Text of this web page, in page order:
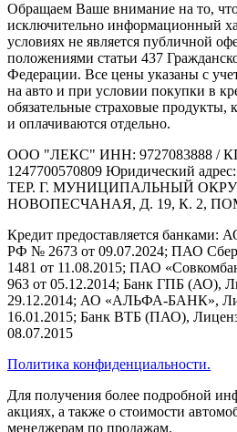
Обращаем Ваше внимание на то,
исключительно информационный
условиях не является публичной
положениями статьи 437
Федерации. Все цены указаны с
на авто и при условии покупки в
обязательные страховые продукты,
и оплачиваются отдельно.
ООО "ЛЕКС" ИНН: 9727083888 /
1247700570809 Юридический
ТЕР. Г. МУНИЦИПАЛЬНЫЙ
НОВОПЕСЧАНАЯ, Д. 19, К. 2,
Кредит предоставляется банками:
РФ № 2673 от 09.07.2024; ПАО
1481 от 11.08.2015; ПАО
963 от 05.12.2014; Банк ГПБ (АО),
29.12.2014; АО «АЛЬФА-БАНК»,
16.01.2015; Банк ВТБ (ПАО),
08.07.2015
Политика конфиденциальности.
Для получения более подробной
акциях, а также о стоимости
менеджерам по продажам.